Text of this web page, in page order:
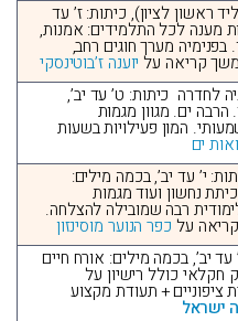
ראשון לציון), כיתות: ז’ עד
מענה לכל התלמידים: אמנות,
מערך חוגים רחב,
קריאה על יוענה ז’בוטינסקי
לחדרה כיתות: ט’ עד יב’,
הרבה ים. מגוון מגמות
המון פעילויות בשעות
ים
י’ עד יב’, בכמה מילים:
נחשון ועוד מגמות
רבה שמובילה להצלחה.
על כפר הנוער מוסינזון
עד יב’, בכמה מילים: אורח חיים
חקלאי כולל רישיון על
ציפוניים + תעודת מקצוע
ישראל